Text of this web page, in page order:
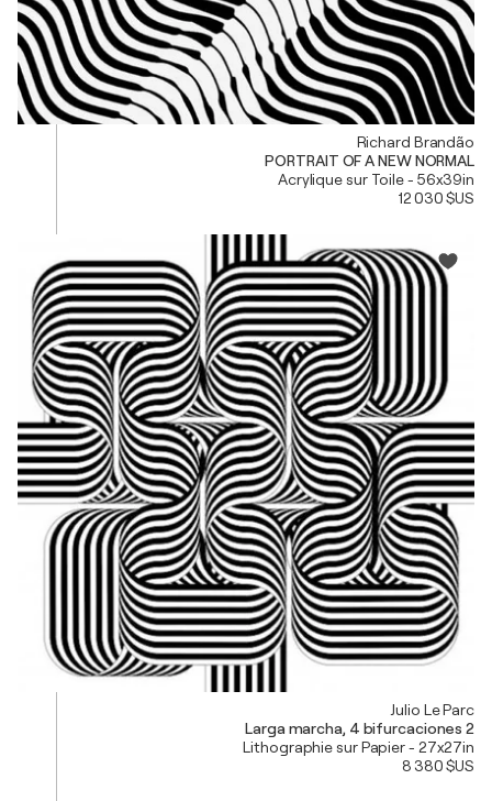
Richard Brandão
PORTRAIT OF A NEW NORMAL
Acrylique sur Toile - 56x39in
12 030 $US
Julio Le Parc
Larga marcha, 4 bifurcaciones 2
Lithographie sur Papier - 27x27in
8 380 $US